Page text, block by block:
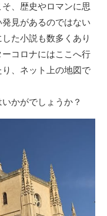
、歴史やロマンに思
見があるのではない
た小説も数多くあり
コロナにはここへ行
、ネット上の地図で
かがでしょうか？